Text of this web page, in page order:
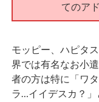
てのア
モッピー、ハピタ
界では有名なお小
者の方は特に「ワ
ラ…イイデスカ？」